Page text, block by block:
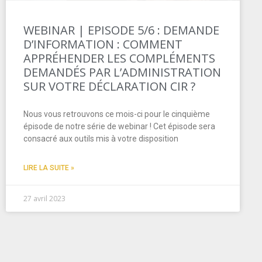
WEBINAR | EPISODE 5/6 : DEMANDE
D’INFORMATION : COMMENT
APPRÉHENDER LES COMPLÉMENTS
DEMANDÉS PAR L’ADMINISTRATION
SUR VOTRE DÉCLARATION CIR ?
Nous vous retrouvons ce mois-ci pour le cinquième
épisode de notre série de webinar ! Cet épisode sera
consacré aux outils mis à votre disposition
LIRE LA SUITE »
27 avril 2023